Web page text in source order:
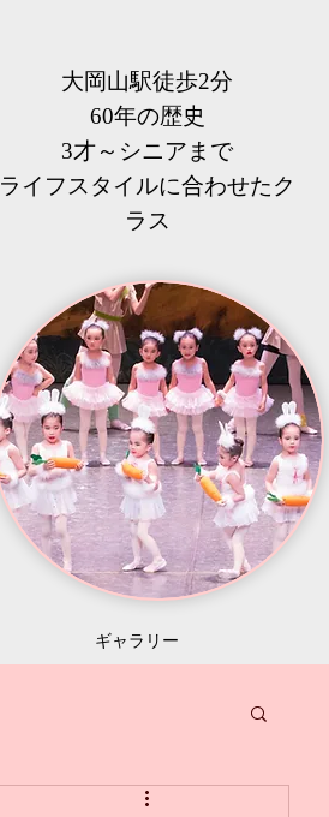
大岡山駅徒歩2分
60年の歴史
3才～シニアまで
​ライフスタイルに合わせたク
ラス
ギャラリー